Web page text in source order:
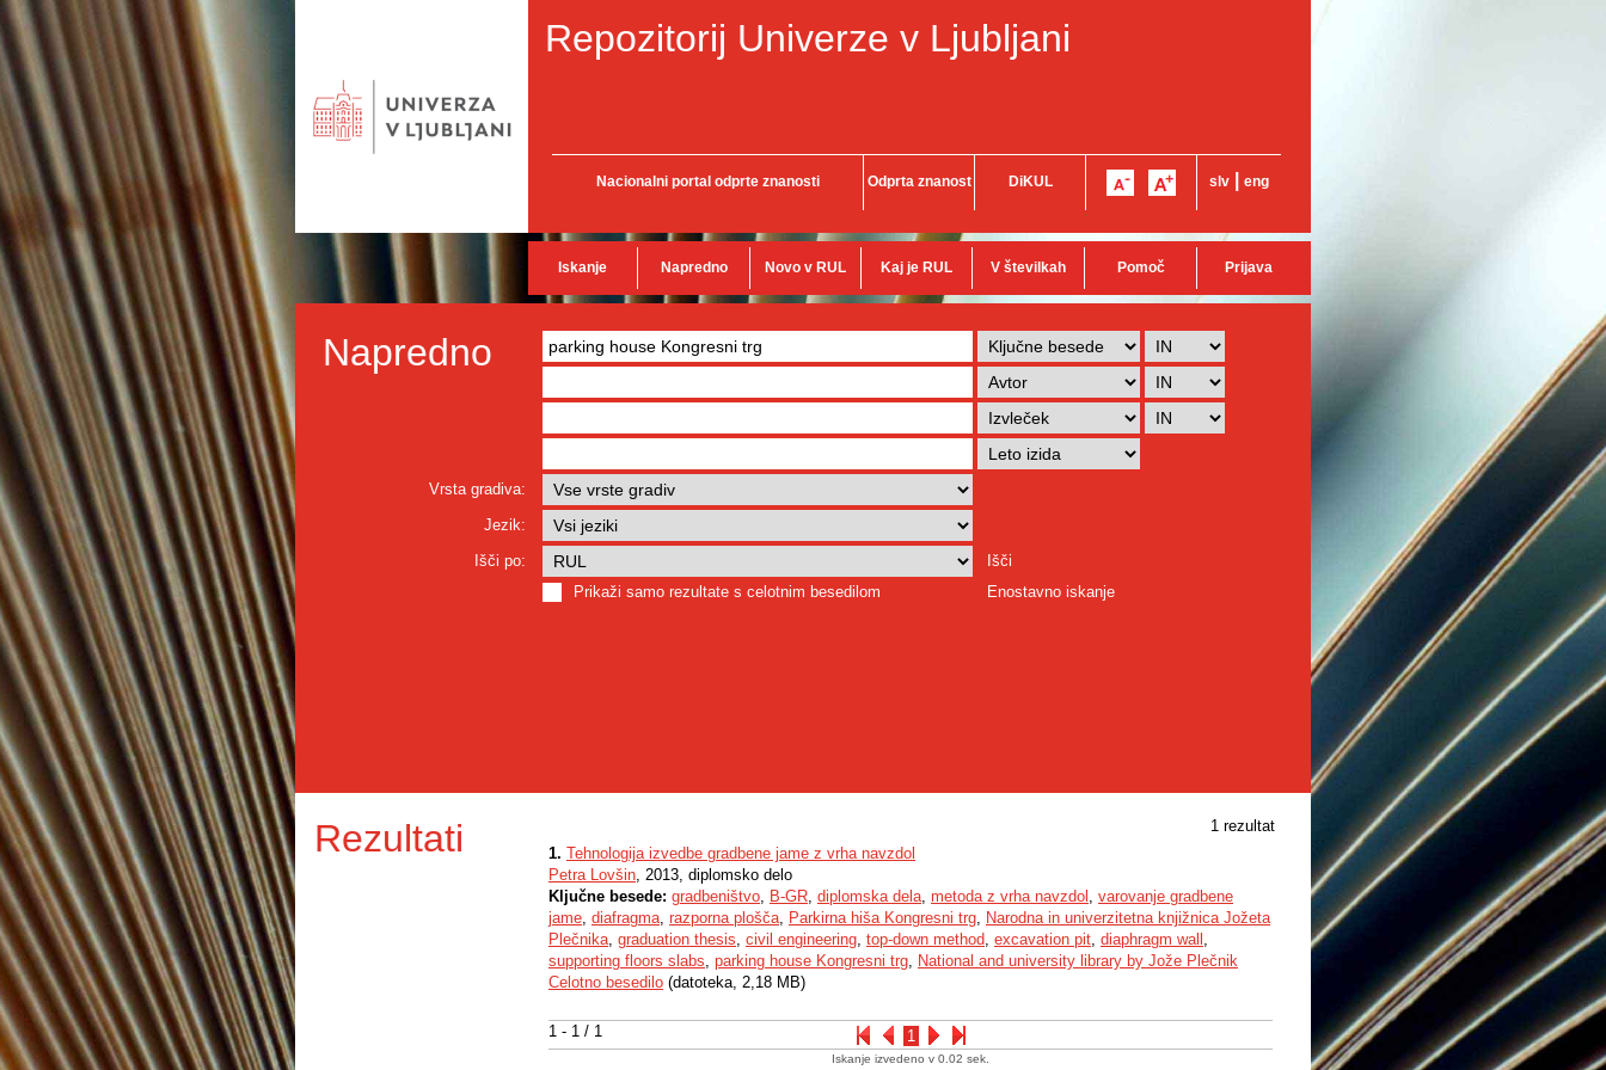
Repozitorij Univerze v Ljubljani
Nacionalni portal odprte znanosti Odprta znanost DiKUL slv eng
Iskanje Napredno Novo v RUL Kaj je RUL V številkah Pomoč Prijava
Napredno
Vrsta gradiva:
Jezik:
Išči po:
Išči
Prikaži samo rezultate s celotnim besedilom
Enostavno iskanje
Rezultati 1 rezultat
1 - 1 / 1 1
1. Tehnologija izvedbe gradbene jame z vrha navzdol
Petra Lovšin, 2013, diplomsko delo
Ključne besede: gradbeništvo, B-GR, diplomska dela, metoda z vrha navzdol , varovanje gradbene
jame, diafragma, razporna plošča, Parkirna hiša Kongresni trg, Narodna in univerzitetna knjižnica Jožeta
Plečnika, graduation thesis, civil engineering, top-down method, excavation pit, diaphragm wall ,
supporting floors slabs, parking house Kongresni trg, National and university library by Jože Plečnik
Celotno besedilo (datoteka, 2,18 MB)
Iskanje izvedeno v 0.02 sek.